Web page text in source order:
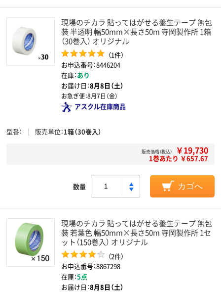
現場のチカラ 貼ってはがせる養生テープ 無包
装 半透明 幅50mm×長さ50m 寺岡製作所 1箱
（30巻入） オリジナル
（1件）
お申込番号：8446204
在庫：あり
お届け日：8月8日（土）
お急ぎ便：8月7日（金）
アスクル在庫商品
型番 販売単位 1箱（30巻入）
販売価格（税込） ￥19,730
1巻あたり ￥657.67
数量 カゴへ
現場のチカラ 貼ってはがせる養生テープ 無包
装 若葉色 幅50mm×長さ50m 寺岡製作所 1セ
ット（150巻入） オリジナル
（2件）
お申込番号：8867298
在庫：5点
お届け日：8月8日（土）